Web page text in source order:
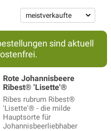
(Cassissima®)(14)
(4)
(7)
(4)
sind aktuell
Rote Johannisbeere
Ribest® 'Lisette'®
Ribes rubrum Ribest®
'Lisette'® - die milde
Hauptsorte für
Johannisbeerliebhaber